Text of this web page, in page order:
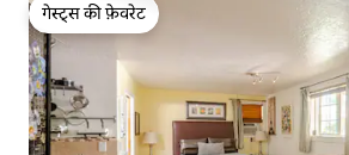
गेस्ट्स की फ़ेवरेट
गेस्ट्स की फ़ेवरेट